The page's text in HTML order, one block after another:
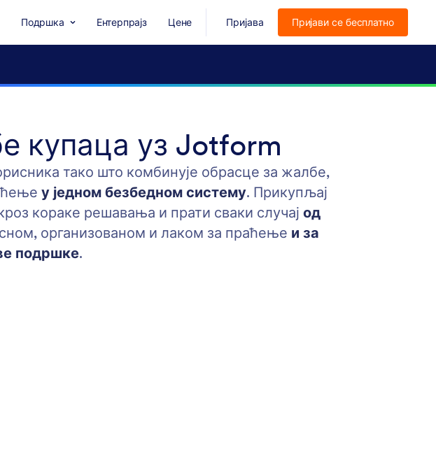
Подршка Ентерпрајз Цене Пријава Пријави се бесплатно
купаца уз Jotform
тако што комбинује обрасце за жалбе,
у једном безбедном систему. Прикупљај
кораке решавања и прати сваки случај од
организованом и лаком за праћење и за
подршке.